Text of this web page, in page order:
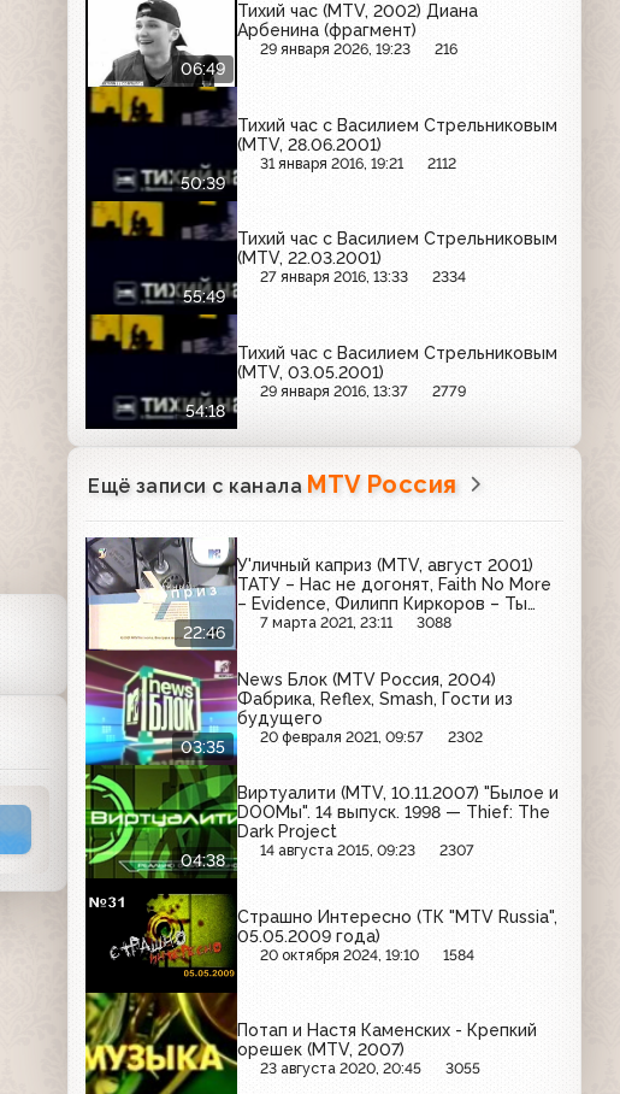
06:49
Тихий час (MTV, 2002) Диана
Арбенина (фрагмент)
29 января 2026, 19:23 216
50:39
Тихий час с Василием Стрельниковым
(MTV, 28.06.2001)
31 января 2016, 19:21 2112
55:49
Тихий час с Василием Стрельниковым
(MTV, 22.03.2001)
27 января 2016, 13:33 2334
54:18
Тихий час с Василием Стрельниковым
(MTV, 03.05.2001)
29 января 2016, 13:37 2779
Ещё записи с канала MTV Россия
22:46
У'личный каприз (MTV, август 2001)
ТАТУ – Нас не догонят, Faith No More
– Evidence, Филипп Киркоров – Ты
поверишь, Chemical Brothers – Out Of
7 марта 2021, 23:11 3088
03:35
News Блок (MTV Россия, 2004)
Фабрика, Reflex, Smash, Гости из
будущего
20 февраля 2021, 09:57 2302
04:38
Виртуалити (MTV, 10.11.2007) "Былое и
DOOМы". 14 выпуск. 1998 — Thief: The
Dark Project
14 августа 2015, 09:23 2307
Страшно Интересно (ТК "MTV Russia",
05.05.2009 года)
20 октября 2024, 19:10 1584
Потап и Настя Каменских - Крепкий
орешек (MTV, 2007)
23 августа 2020, 20:45 3055